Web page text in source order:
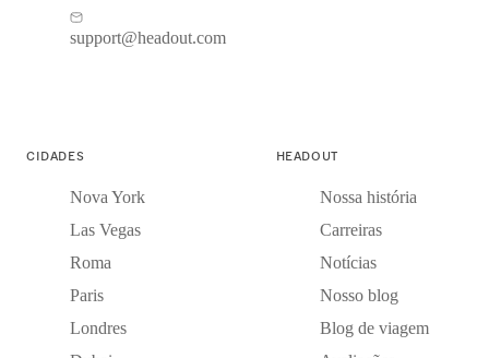
support@headout.com
CIDADES
Nova York
Las Vegas
Roma
Paris
Londres
HEADOUT
Nossa história
Carreiras
Notícias
Nosso blog
Blog de viagem